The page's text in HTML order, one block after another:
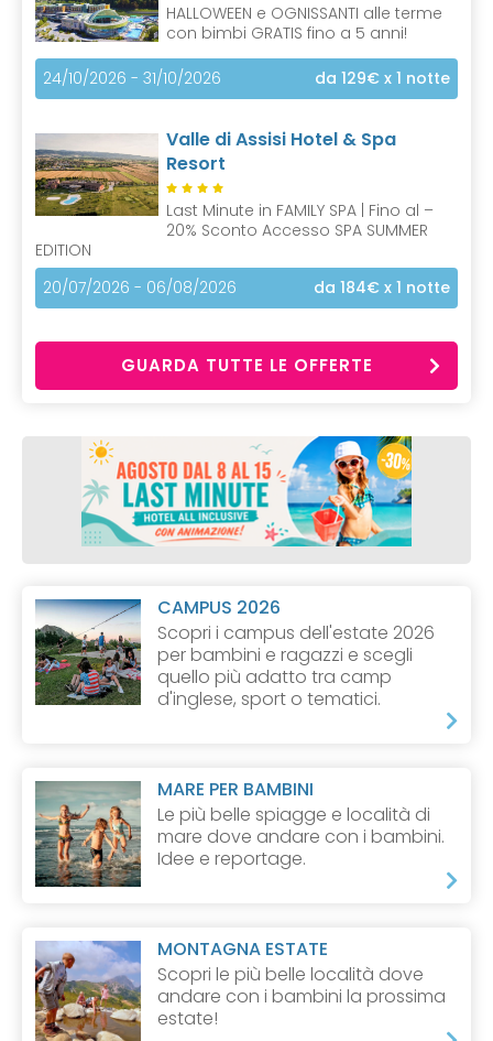
HALLOWEEN e OGNISSANTI alle terme
con bimbi GRATIS fino a 5 anni!
24/10/2026 - 31/10/2026 da 129€ x 1 notte
Valle di Assisi Hotel & Spa
Resort
Last Minute in FAMILY SPA | Fino al –
20% Sconto Accesso SPA SUMMER
EDITION
20/07/2026 - 06/08/2026
da 184€ x 1 notte
GUARDA TUTTE LE OFFERTE
CAMPUS 2026
Scopri i campus dell'estate 2026
per bambini e ragazzi e scegli
quello più adatto tra camp
d'inglese, sport o tematici.
MARE PER BAMBINI
Le più belle spiagge e località di
mare dove andare con i bambini.
Idee e reportage.
MONTAGNA ESTATE
Scopri le più belle località dove
andare con i bambini la prossima
estate!